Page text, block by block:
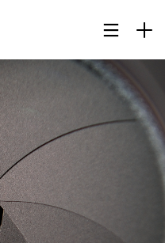
6 AYAT
MOSLIMS
VAN
BIJWONEN?
IBN ‘ABIDIN